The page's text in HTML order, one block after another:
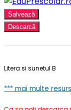
Salvează
Descarcă
Litera si sunetul B
*** mai multe